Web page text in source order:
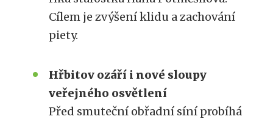
Cílem je zvýšení klidu a zachování
piety.
Hřbitov ozáří i nové sloupy
veřejného osvětlení
Před smuteční obřadní síní probíhá